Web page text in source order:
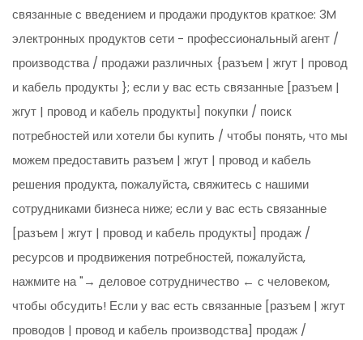
связанные с введением и продажи продуктов краткое: 3M
электронных продуктов сети - профессиональный агент /
производства / продажи различных {разъем | жгут | провод
и кабель продукты }; если у вас есть связанные [разъем |
жгут | провод и кабель продукты] покупки / поиск
потребностей или хотели бы купить / чтобы понять, что мы
можем предоставить разъем | жгут | провод и кабель
решения продукта, пожалуйста, свяжитесь с нашими
сотрудниками бизнеса ниже; если у вас есть связанные
[разъем | жгут | провод и кабель продукты] продаж /
ресурсов и продвижения потребностей, пожалуйста,
нажмите на "→ деловое сотрудничество ← с человеком,
чтобы обсудить! Если у вас есть связанные [разъем | жгут
проводов | провод и кабель производства] продаж /